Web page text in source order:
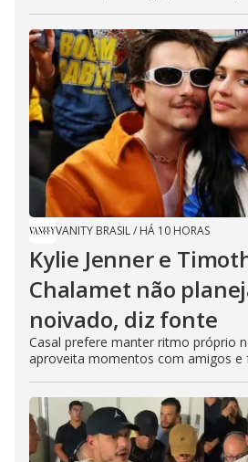
VANITY BRASIL/ HÁ 10 HORAS
Kylie Jenner e
Chalamet não
noivado, diz fonte
Casal prefere manter ritmo próprio
aproveita momentos com amigos e